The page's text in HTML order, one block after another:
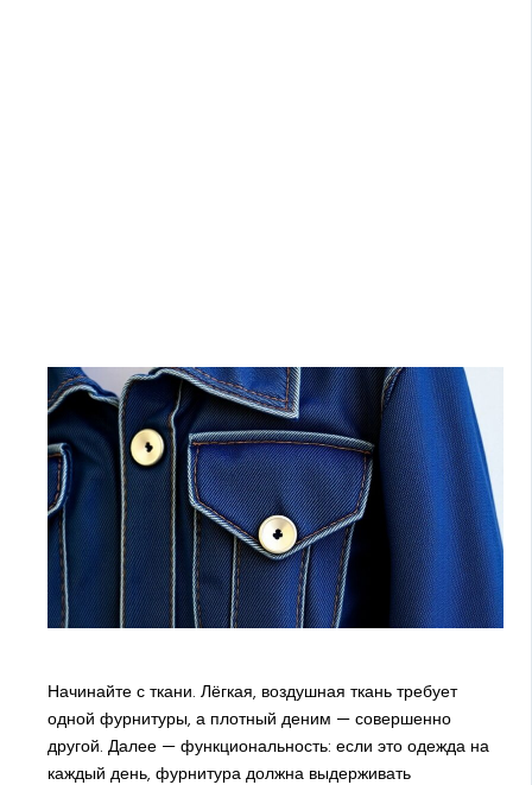
Начинайте с ткани. Лёгкая, воздушная ткань требует
одной фурнитуры, а плотный деним — совершенно
другой. Далее — функциональность: если это одежда на
каждый день, фурнитура должна выдерживать